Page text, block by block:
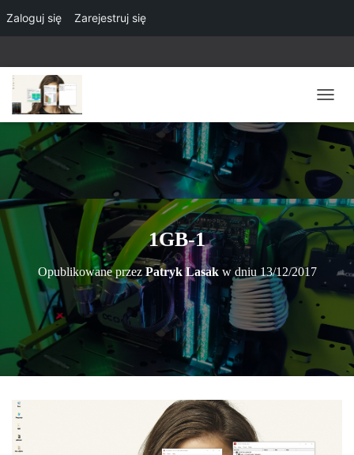
Zaloguj się Zarejestruj się
R
E
Ą
C
Z
N
A
G
C
Ę
1GB-1
Opublikowane przezPatryk Lasakw dniu 13/12/2017